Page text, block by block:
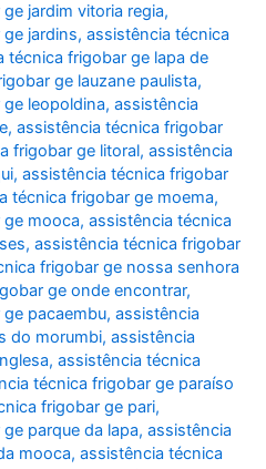
jardim vitoria regia,
jardins,assistência técnica
técnica frigobar ge lapa de
ge lauzane paulista,
leopoldina,assistência
,assistência técnica frigobar
frigobar ge litoral,assistência
,assistência técnica frigobar
técnica frigobar ge moema,
mooca,assistência técnica
,assistência técnica frigobar
frigobar ge nossa senhora
ge onde encontrar,
pacaembu,assistência
do morumbi,assistência
,assistência técnica
técnica frigobar ge paraíso
frigobar ge pari,
parque da lapa,assistência
mooca,assistência técnica